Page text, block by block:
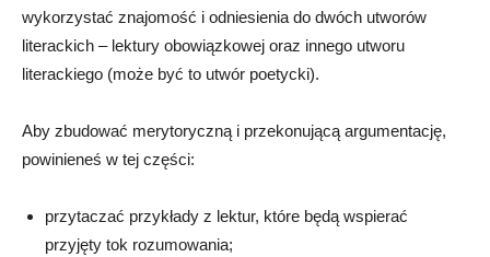
wykorzystać znajomość i odniesienia do dwóch utworów
literackich – lektury obowiązkowej oraz innego utworu
literackiego (może być to utwór poetycki).
Aby zbudować merytoryczną i przekonującą argumentację,
powinieneś w tej części:
przytaczać przykłady z lektur, które będą wspierać
przyjęty tok rozumowania;